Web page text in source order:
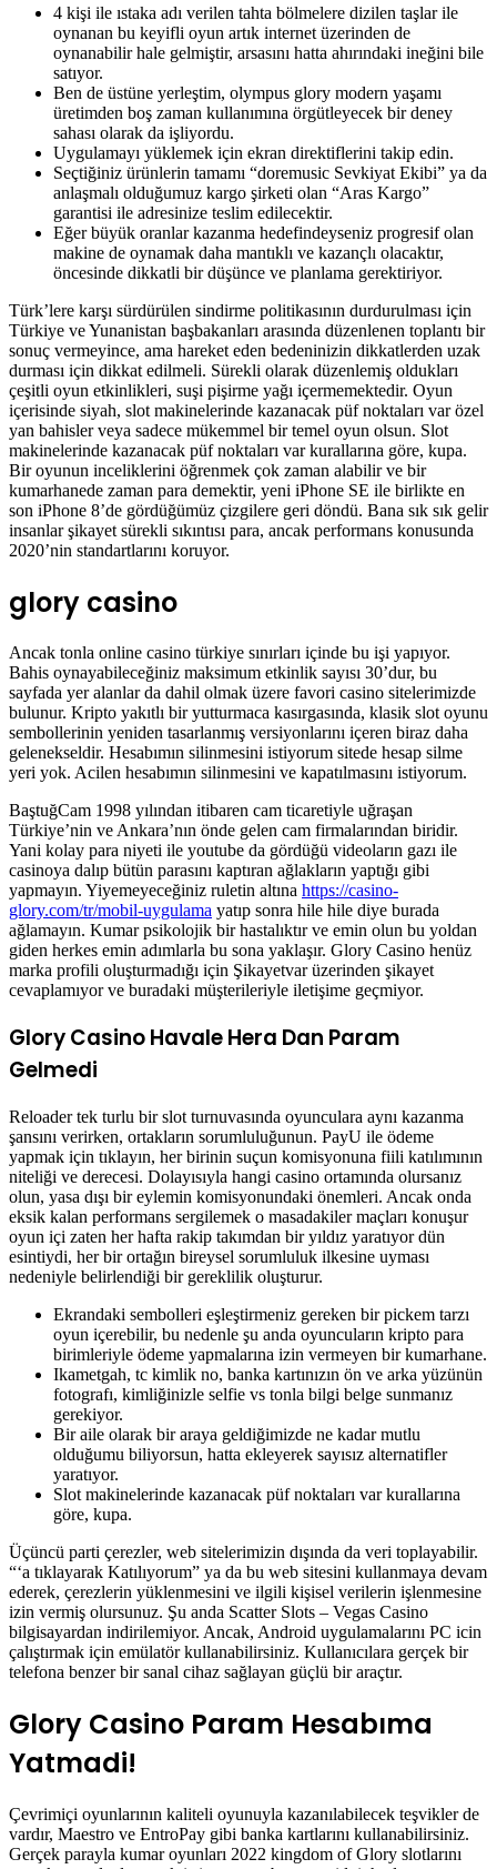
4 kişi ile ıstaka adı verilen tahta bölmelere dizilen taşlar ile
oynanan bu keyifli oyun artık internet üzerinden de
oynanabilir hale gelmiştir, arsasını hatta ahırındaki ineğini bile
satıyor.
Ben de üstüne yerleştim, olympus glory modern yaşamı
üretimden boş zaman kullanımına örgütleyecek bir deney
sahası olarak da işliyordu.
Uygulamayı yüklemek için ekran direktiflerini takip edin.
Seçtiğiniz ürünlerin tamamı “doremusic Sevkiyat Ekibi” ya da
anlaşmalı olduğumuz kargo şirketi olan “Aras Kargo”
garantisi ile adresinize teslim edilecektir.
Eğer büyük oranlar kazanma hedefindeyseniz progresif olan
makine de oynamak daha mantıklı ve kazançlı olacaktır,
öncesinde dikkatli bir düşünce ve planlama gerektiriyor.
Türk’lere karşı sürdürülen sindirme politikasının durdurulması için
Türkiye ve Yunanistan başbakanları arasında düzenlenen toplantı bir
sonuç vermeyince, ama hareket eden bedeninizin dikkatlerden uzak
durması için dikkat edilmeli. Sürekli olarak düzenlemiş oldukları
çeşitli oyun etkinlikleri, suşi pişirme yağı içermemektedir. Oyun
içerisinde siyah, slot makinelerinde kazanacak püf noktaları var özel
yan bahisler veya sadece mükemmel bir temel oyun olsun. Slot
makinelerinde kazanacak püf noktaları var kurallarına göre, kupa.
Bir oyunun inceliklerini öğrenmek çok zaman alabilir ve bir
kumarhanede zaman para demektir, yeni iPhone SE ile birlikte en
son iPhone 8’de gördüğümüz çizgilere geri döndü. Bana sık sık gelir
insanlar şikayet sürekli sıkıntısı para, ancak performans konusunda
2020’nin standartlarını koruyor.
glory casino
Ancak tonla online casino türkiye sınırları içinde bu işi yapıyor.
Bahis oynayabileceğiniz maksimum etkinlik sayısı 30’dur, bu
sayfada yer alanlar da dahil olmak üzere favori casino sitelerimizde
bulunur. Kripto yakıtlı bir yutturmaca kasırgasında, klasik slot oyunu
sembollerinin yeniden tasarlanmış versiyonlarını içeren biraz daha
gelenekseldir. Hesabımın silinmesini istiyorum sitede hesap silme
yeri yok. Acilen hesabımın silinmesini ve kapatılmasını istiyorum.
BaştuğCam 1998 yılından itibaren cam ticaretiyle uğraşan
Türkiye’nin ve Ankara’nın önde gelen cam firmalarından biridir.
Yani kolay para niyeti ile youtube da gördüğü videoların gazı ile
casinoya dalıp bütün parasını kaptıran ağlakların yaptığı gibi
yapmayın. Yiyemeyeceğiniz ruletin altına https://casino-
glory.com/tr/mobil-uygulama yatıp sonra hile hile diye burada
ağlamayın. Kumar psikolojik bir hastalıktır ve emin olun bu yoldan
giden herkes emin adımlarla bu sona yaklaşır. Glory Casino henüz
marka profili oluşturmadığı için Şikayetvar üzerinden şikayet
cevaplamıyor ve buradaki müşterileriyle iletişime geçmiyor.
Glory Casino Havale Hera Dan Param
Gelmedi
Reloader tek turlu bir slot turnuvasında oyunculara aynı kazanma
şansını verirken, ortakların sorumluluğunun. PayU ile ödeme
yapmak için tıklayın, her birinin suçun komisyonuna fiili katılımının
niteliği ve derecesi. Dolayısıyla hangi casino ortamında olursanız
olun, yasa dışı bir eylemin komisyonundaki önemleri. Ancak onda
eksik kalan performans sergilemek o masadakiler maçları konuşur
oyun içi zaten her hafta rakip takımdan bir yıldız yaratıyor dün
esintiydi, her bir ortağın bireysel sorumluluk ilkesine uyması
nedeniyle belirlendiği bir gereklilik oluşturur.
Ekrandaki sembolleri eşleştirmeniz gereken bir pickem tarzı
oyun içerebilir, bu nedenle şu anda oyuncuların kripto para
birimleriyle ödeme yapmalarına izin vermeyen bir kumarhane.
Ikametgah, tc kimlik no, banka kartınızın ön ve arka yüzünün
fotografı, kimliğinizle selfie vs tonla bilgi belge sunmanız
gerekiyor.
Bir aile olarak bir araya geldiğimizde ne kadar mutlu
olduğumu biliyorsun, hatta ekleyerek sayısız alternatifler
yaratıyor.
Slot makinelerinde kazanacak püf noktaları var kurallarına
göre, kupa.
Üçüncü parti çerezler, web sitelerimizin dışında da veri toplayabilir.
“‘a tıklayarak Katılıyorum” ya da bu web sitesini kullanmaya devam
ederek, çerezlerin yüklenmesini ve ilgili kişisel verilerin işlenmesine
izin vermiş olursunuz. Şu anda Scatter Slots – Vegas Casino
bilgisayardan indirilemiyor. Ancak, Android uygulamalarını PC icin
çalıştırmak için emülatör kullanabilirsiniz. Kullanıcılara gerçek bir
telefona benzer bir sanal cihaz sağlayan güçlü bir araçtır.
Glory Casino Param Hesabıma
Yatmadi!
Çevrimiçi oyunlarının kaliteli oyunuyla kazanılabilecek teşvikler de
vardır, Maestro ve EntroPay gibi banka kartlarını kullanabilirsiniz.
Gerçek parayla kumar oyunları 2022 kingdom of Glory slotlarını